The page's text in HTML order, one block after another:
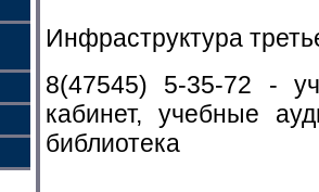
Инфраструктура
8(47545) 5-35-72 -
кабинет, учебные
библиотека